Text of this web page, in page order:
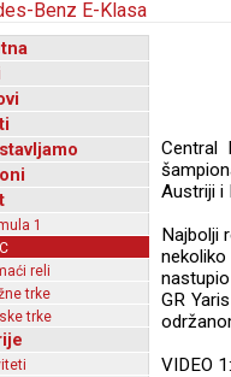
1
reli
trke
trke
Central
Austriji i
Najbolji
nekoliko
GR
VIDEO 1: